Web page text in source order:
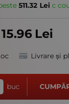
511.32 Leiс
15.96 Lei
Livrare și
buc